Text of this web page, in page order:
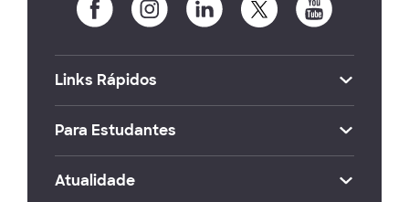
Links Rápidos
Para Estudantes
Atualidade